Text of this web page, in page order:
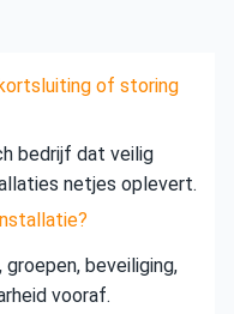
of storing
bedrijf dat veilig
netjes oplevert.
beveiliging,
vooraf.